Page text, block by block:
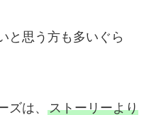
と思う方も多いぐら
ズは、 ストーリーより